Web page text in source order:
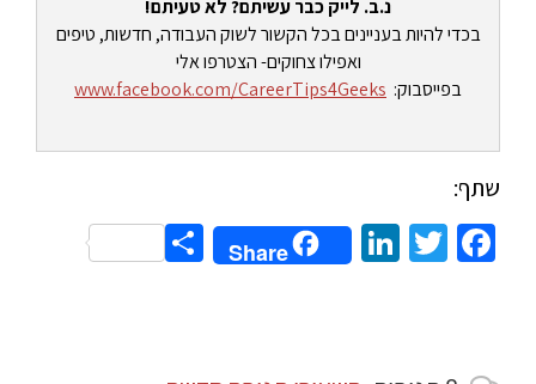
נ.ב. לייק כבר עשיתם? לא טעיתם!
בכדי להיות בעניינים בכל הקשור לשוק העבודה, חדשות, טיפים
ואפילו צחוקים- הצטרפו אלי
בפייסבוק: www.facebook.com/CareerTips4Geeks
שתף:
Facebook
Twitter
LinkedIn
Share
Share